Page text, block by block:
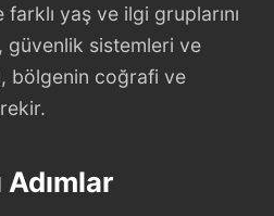
yaş ve ilgi gruplarını
güvenlik sistemleri ve
bölgenin coğrafi ve
Adımlar